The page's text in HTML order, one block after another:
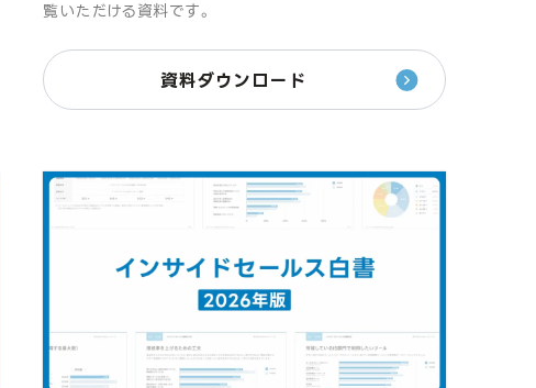
覧いただける資料です。
資料ダウンロード